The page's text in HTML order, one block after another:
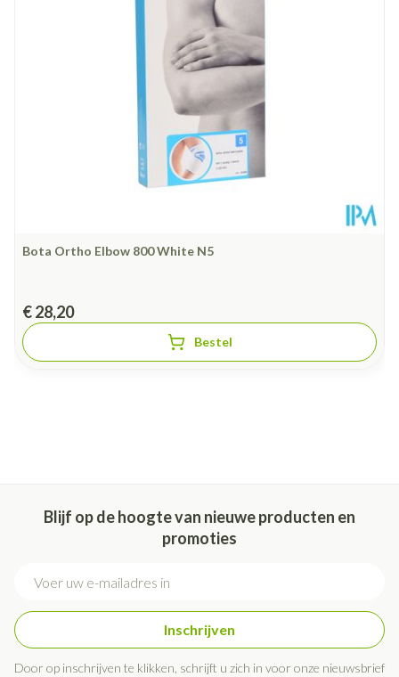
Bota Ortho Elbow 800 White N5
€ 28,20
Bestel
Blijf op de hoogte van nieuwe producten en
promoties
Inschrijven
Door op inschrijven te klikken, schrijft u zich in voor onze nieuwsbrief